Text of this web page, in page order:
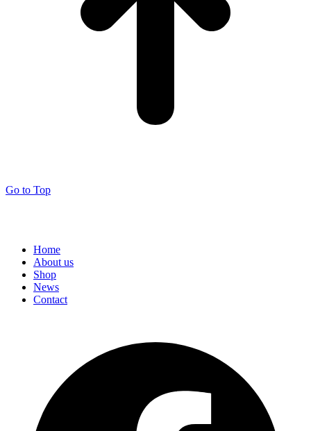
Go to Top
Home
About us
Shop
News
Contact